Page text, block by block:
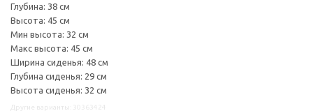
Глубина: 38 см
Высота: 45 см
Мин высота: 32 см
Макс высота: 45 см
Ширина сиденья: 48 см
Глубина сиденья: 29 см
Высота сиденья: 32 см